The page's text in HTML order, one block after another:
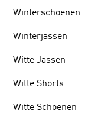
Winterschoenen
Winterjassen
Witte Jassen
Witte Shorts
Witte Schoenen